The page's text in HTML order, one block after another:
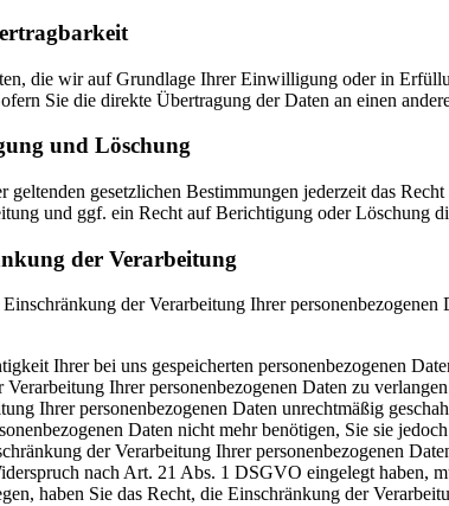
die wir auf Grundlage Ihrer Einwilligung oder in
Sie die direkte Übertragung der Daten an einen
und Löschung
geltenden gesetzlichen Bestimmungen jederzeit das
und ggf. ein Recht auf Berichtigung oder Löschung
der Verarbeitung
der Verarbeitung Ihrer
Ihrer bei uns gespeicherten personenbezogenen
Ihrer personenbezogenen Daten zu
Ihrer personenbezogenen Daten unrechtmäßig
Daten nicht mehr benötigen, Sie sie
der Verarbeitung Ihrer personenbezogenen
nach Art. 21 Abs. 1 DSGVO eingelegt haben,
haben Sie das Recht, die Einschränkung der